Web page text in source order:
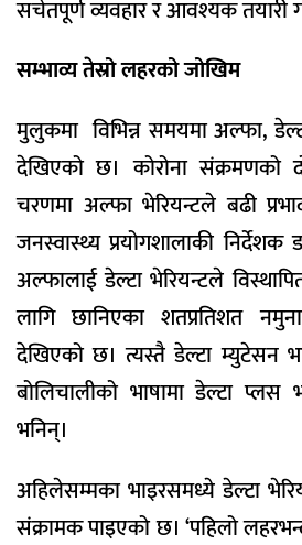
सचेतपूर्ण व्यवहार र आवश्यक तयारी
सम्भाव्य तेस्रो लहरको जोखिम
मुलुकमा विभिन्न समयमा अल्फा,
देखिएको छ। कोरोना संक्रमणको
चरणमा अल्फा भेरियन्टले बढी प्रभाव
जनस्वास्थ्य प्रयोगशालाकी
अल्फालाई डेल्टा भेरियन्टले
लागि छानिएका शतप्रतिशत
देखिएको छ। त्यस्तै डेल्टा म्युटेसन
बोलिचालीको भाषामा डेल्टा
भनिन्।
अहिलेसम्मका भाइरसमध्ये डेल्टा
संक्रामक पाइएको छ। ‘पहिलो